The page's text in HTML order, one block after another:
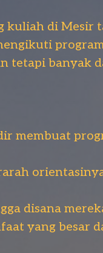
kuliah di Mesir
tetapi banyak
membuat
disana
yang besar